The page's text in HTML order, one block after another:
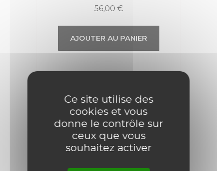
56,00 €
AJOUTER AU PANIER
Ce site utilise des
cookies et vous
donne le contrôle sur
ceux que vous
souhaitez activer